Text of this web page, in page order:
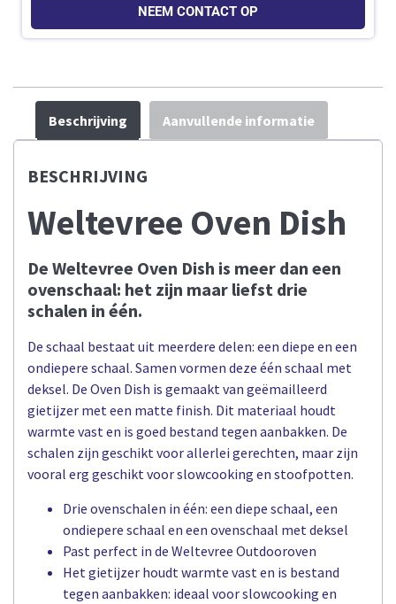
NEEM CONTACT OP
Beschrijving Aanvullende informatie
BESCHRIJVING
Weltevree Oven Dish
De Weltevree Oven Dish is meer dan een
ovenschaal: het zijn maar liefst drie
schalen in één.
De schaal bestaat uit meerdere delen: een diepe en een
ondiepere schaal. Samen vormen deze één schaal met
deksel. De Oven Dish is gemaakt van geëmailleerd
gietijzer met een matte finish. Dit materiaal houdt
warmte vast en is goed bestand tegen aanbakken. De
schalen zijn geschikt voor allerlei gerechten, maar zijn
vooral erg geschikt voor slowcooking en stoofpotten.
Drie ovenschalen in één: een diepe schaal, een
ondiepere schaal en een ovenschaal met deksel
Past perfect in de Weltevree Outdooroven
Het gietijzer houdt warmte vast en is bestand
tegen aanbakken: ideaal voor slowcooking en